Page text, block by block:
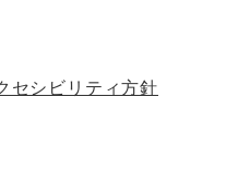
セシビリティ方針